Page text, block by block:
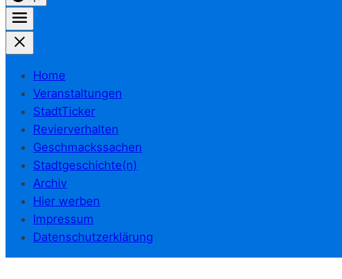
Home
Veranstaltungen
StadtTicker
Revierverhalten
Geschmackssachen
Stadtgeschichte(n)
Archiv
Hier werben
Impressum
Datenschutzerklärung